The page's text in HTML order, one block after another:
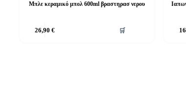
Μπλε κεραμικό μπολ 600ml βραστηρασ νερου
26,90€ 🛒